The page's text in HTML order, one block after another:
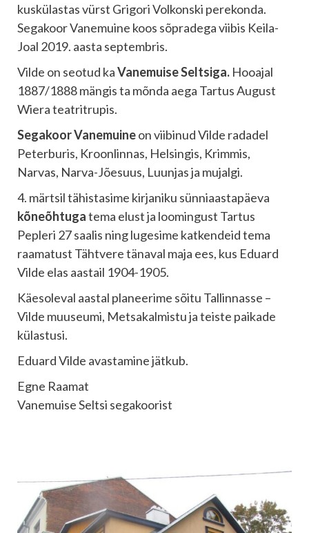
kuskülastas vürst Grigori Volkonski perekonda.
Segakoor Vanemuine koos sõpradega viibis Keila-
Joal 2019. aasta septembris.
Vilde on seotud kaVanemuise Seltsiga. Hooajal
1887/1888 mängis ta mõnda aega Tartus August
Wiera teatritrupis.
Segakoor Vanemuineon viibinud Vilde radadel
Peterburis, Kroonlinnas, Helsingis, Krimmis,
Narvas, Narva-Jõesuus, Luunjas ja mujalgi.
4. märtsil tähistasime kirjaniku sünniaastapäeva
kõneõhtugatema elust ja loomingust Tartus
Pepleri 27 saalis ning lugesime katkendeid tema
raamatust Tähtvere tänaval maja ees, kus Eduard
Vilde elas aastail 1904-1905.
Käesoleval aastal planeerime sõitu Tallinnasse –
Vilde muuseumi, Metsakalmistu ja teiste paikade
külastusi.
Eduard Vilde avastamine jätkub.
Egne Raamat
Vanemuise Seltsi segakoorist